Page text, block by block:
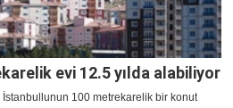
evi 12.5 yılda alabiliyor
İstanbullunun 100 metrekarelik bir konut